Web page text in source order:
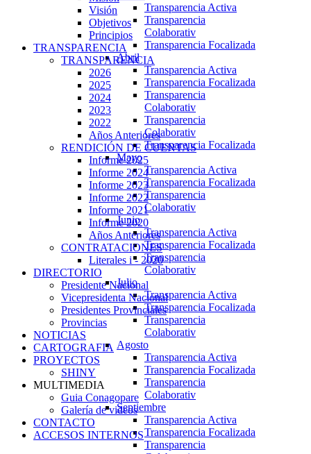
Transparencia Activa
Transparencia
Colaborativ
Transparencia Focalizada
Abril
Transparencia Activa
Transparencia Focalizada
Transparencia
Colaborativ
Transparencia
Colaborativ
Transparencia Focalizada
Mayo
Transparencia Activa
Transparencia Focalizada
Transparencia
Colaborativ
Junio
Transparencia Activa
Transparencia Focalizada
Transparencia
Colaborativ
Julio
Transparencia Activa
Transparencia Focalizada
Transparencia
Colaborativ
Agosto
Transparencia Activa
Transparencia Focalizada
Transparencia
Colaborativ
Septiembre
Transparencia Activa
Transparencia Focalizada
Transparencia
Visión
Objetivos
Principios
TRANSPARENCIA
TRANSPARENCIA
2026
2025
2024
2023
2022
Años Anteriores
RENDICIÓN DE CUENTAS
Informe 2025
Informe 2024
Informe 2023
Informe 2022
Informe 2021
Informe 2020
Años Anteriores
CONTRATACIONES
Literales i - 2020
DIRECTORIO
Presidente Nacional
Vicepresidenta Nacional
Presidentes Provinciales
Provincias
NOTICIAS
CARTOGRAFIA
PROYECTOS
SHINY
MULTIMEDIA
Guia Conagopare
Galería de videos
CONTACTO
ACCESOS INTERNOS